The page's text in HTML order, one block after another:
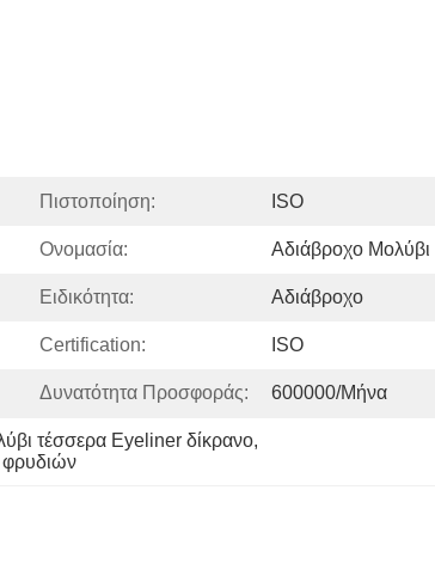
Πιστοποίηση: ISO
Ονομασία: Αδιάβροχο
Ειδικότητα: Αδιάβροχο
Certification: ISO
Δυνατότητα Προσφοράς: 600000/μήνα
τέσσερα Eyeliner δίκρανο,
φρυδιών